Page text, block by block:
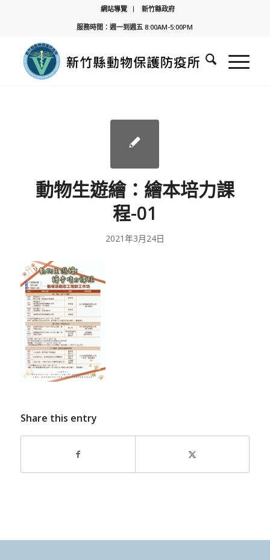
網站導覽
新竹縣政府
服務時間：週一到週五 8:00AM-5:00PM
動物生遊繪：繪本培力課
程-01
2021年3月24日
Share this entry